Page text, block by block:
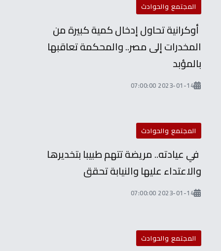
المجتمع والحوادث
أوكرانية تحاول إدخال كمية كبيرة من
المخدرات إلى مصر.. والمحكمة تعاقبها
بالمؤبد
2023-01-14 07:00:00
المجتمع والحوادث
في عيادته.. مريضة تتهم طبيبا بتخديرها
والاعتداء عليها والنيابة تحقق
2023-01-14 07:00:00
المجتمع والحوادث